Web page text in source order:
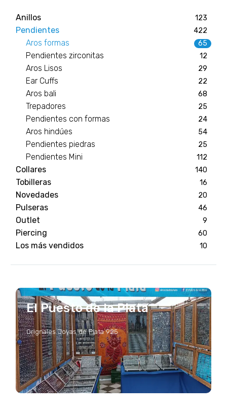
Anillos 123
Pendientes 422
Aros formas 65
Pendientes zirconitas 12
Aros Lisos 29
Ear Cuffs 22
Aros bali 68
Trepadores 25
Pendientes con formas 24
Aros hindúes 54
Pendientes piedras 25
Pendientes Mini 112
Collares 140
Tobilleras 16
Novedades 20
Pulseras 46
Outlet 9
Piercing 60
Los más vendidos 10
El Puesto de la Plata
Orignales Joyas de Plata 925